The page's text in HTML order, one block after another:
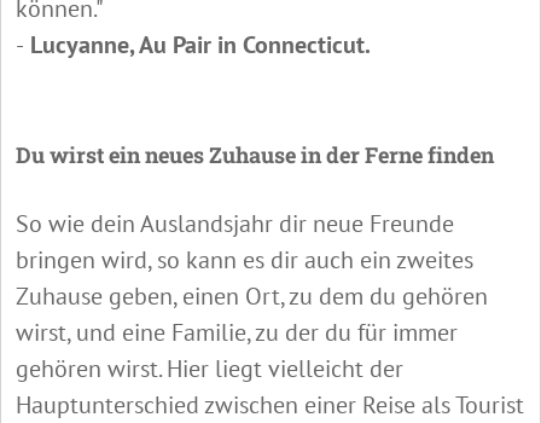
können."
- Lucyanne, Au Pair in Connecticut.
Du wirst ein neues Zuhause in der Ferne finden
So wie dein Auslandsjahr dir neue Freunde
bringen wird, so kann es dir auch ein zweites
Zuhause geben, einen Ort, zu dem du gehören
wirst, und eine Familie, zu der du für immer
gehören wirst. Hier liegt vielleicht der
Hauptunterschied zwischen einer Reise als Tourist